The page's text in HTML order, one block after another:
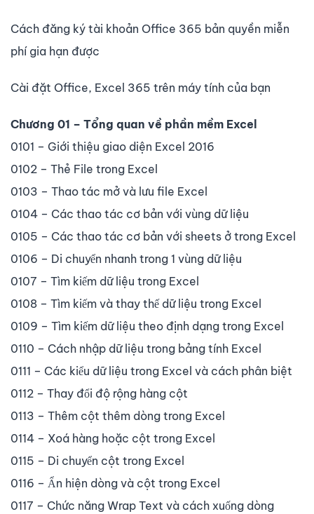
Cách đăng ký tài khoản Office 365 bản quyền miễn
phí gia hạn được
Cài đặt Office, Excel 365 trên máy tính của bạn
Chương 01 – Tổng quan về phần mềm Excel
0101 – Giới thiệu giao diện Excel 2016
0102 – Thẻ File trong Excel
0103 – Thao tác mở và lưu file Excel
0104 – Các thao tác cơ bản với vùng dữ liệu
0105 – Các thao tác cơ bản với sheets ở trong Excel
0106 – Di chuyển nhanh trong 1 vùng dữ liệu
0107 – Tìm kiếm dữ liệu trong Excel
0108 – Tìm kiếm và thay thế dữ liệu trong Excel
0109 – Tìm kiếm dữ liệu theo định dạng trong Excel
0110 – Cách nhập dữ liệu trong bảng tính Excel
0111 – Các kiểu dữ liệu trong Excel và cách phân biệt
0112 – Thay đổi độ rộng hàng cột
0113 – Thêm cột thêm dòng trong Excel
0114 – Xoá hàng hoặc cột trong Excel
0115 – Di chuyển cột trong Excel
0116 – Ẩn hiện dòng và cột trong Excel
0117 – Chức năng Wrap Text và cách xuống dòng